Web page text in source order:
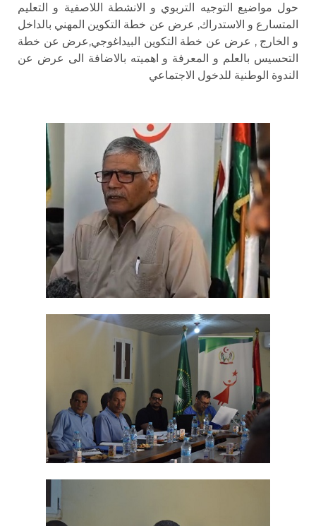
حول مواضيع التوجيه التربوي و الانشطة اللاصفية و التعليم
المتسارع و الاستدراك, عرض عن خطة التكوين المهني بالداخل
و الخارج , عرض عن خطة التكوين البيداغوجي,عرض عن خطة
التحسيس بالعلم و المعرفة و اهميته بالاضافة الى عرض عن
الندوة الوطنية للدخول الاجتماعي